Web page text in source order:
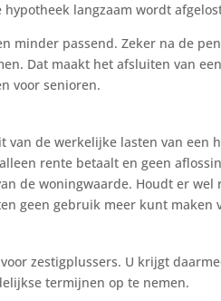
langzaam wordt
minder passend. Zeker na de
Dat maakt het afsluiten van
voor senioren.
de werkelijke lasten van een
rente betaalt en geen
de woningwaarde. Houdt er wel
geen gebruik meer kunt maken
zestigplussers. U krijgt
termijnen op te nemen.